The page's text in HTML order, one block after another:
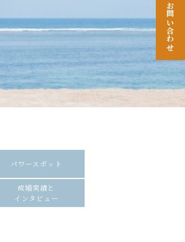
パワースポット
成婚実績と
インタビュー
お問い合わせ